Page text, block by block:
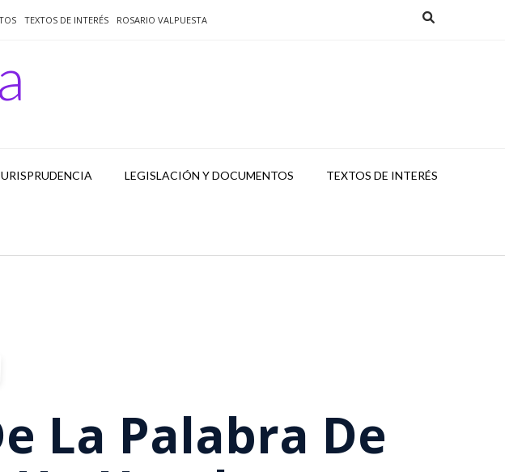
TEXTOS DE INTERÉS ROSARIO VALPUESTA
LEGISLACIÓN Y DOCUMENTOS TEXTOS DE INTERÉS
La Palabra De